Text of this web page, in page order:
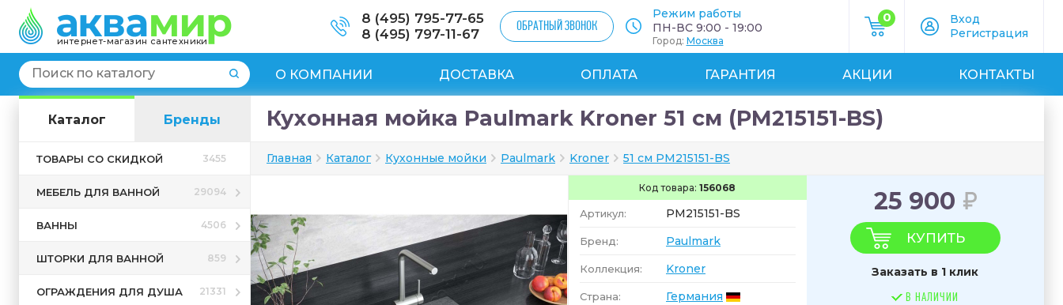
интернет-магазин сантехники
8 (495) 795-77-65
8 (495) 797-11-67
ОБРАТНЫЙ ЗВОНОК
Режим работы
ПН-ВС 9:00 - 19:00
Город: Москва
0
Вход
Регистрация
О КОМПАНИИ ДОСТАВКА ОПЛАТА ГАРАНТИЯ АКЦИИ КОНТАКТЫ
Каталог Бренды
ТОВАРЫ СО СКИДКОЙ 3455
МЕБЕЛЬ ДЛЯ ВАННОЙ 29094
ВАННЫ 4506
ШТОРКИ ДЛЯ ВАННОЙ 859
ОГРАЖДЕНИЯ ДЛЯ ДУША 21331
Кухонная мойка Paulmark Kroner 51 см (PM215151-BS)
Главная Каталог Кухонные мойки Paulmark Kroner 51 см PM215151-BS
Код товара:156068
Артикул: PM215151-BS
Бренд: Paulmark
Коллекция: Kroner
Страна: Германия
25 900
КУПИТЬ
Заказать в 1 клик
В НАЛИЧИИ